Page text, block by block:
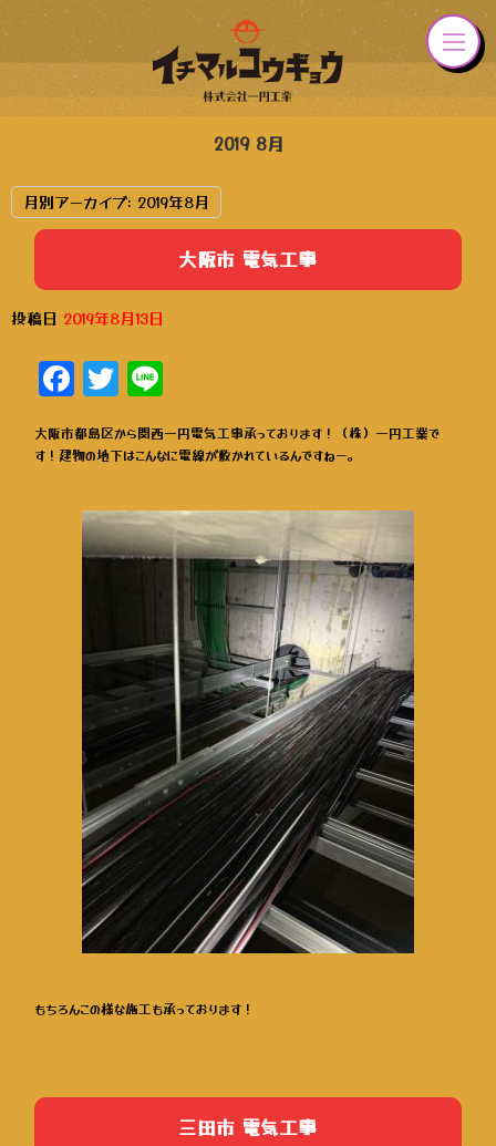
2019 8月
月別アーカイブ: 2019年8月
大阪市 電気工事
投稿日 2019年8月13日
Facebook
Twitter
大阪市都島区から関西一円電気工事承っております！（株）一円工業で
す！建物の地下はこんなに電線が敷かれているんですねー。
もちろんこの様な施工も承っております！
三田市 電気工事